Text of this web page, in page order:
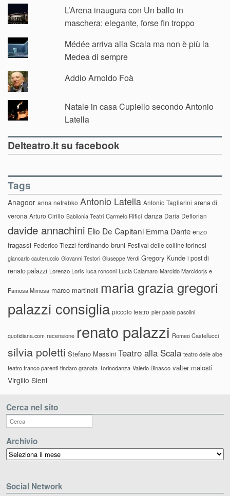
L’Arena inaugura con Un ballo in
maschera: elegante, forse fin troppo
Médée arriva alla Scala ma non è più la
Medea di sempre
Addio Arnoldo Foà
Natale in casa Cupiello secondo Antonio
Latella
Delteatro.it su facebook
Tags
Anagoor anna netrebko Antonio Latella Antonio Tagliarini arena di
verona Arturo Cirillo Babilonia Teatri Carmelo Rifici danza Daria Deflorian
davide annachini Elio De Capitani Emma Dante enzo
fragassi Federico Tiezzi ferdinando bruni Festival delle colline torinesi
giancarlo cauteruccio Giovanni Testori Giuseppe Verdi Gregory Kunde i post di
renato palazzi Lorenzo Loris luca ronconi Lucia Calamaro Marcido Marcidorjs e
Famosa Mimosa marco martinelli maria grazia gregori
palazzi consiglia piccolo teatro pier paolo pasolini
quotidiana.com recensione renato palazzi Romeo Castellucci
silvia poletti Stefano Massini Teatro alla Scala teatro delle albe
teatro franco parenti tindaro granata Torinodanza Valerio Binasco valter malosti
Virgilio Sieni
Cerca nel sito
Archivio
Archivio
Social Network